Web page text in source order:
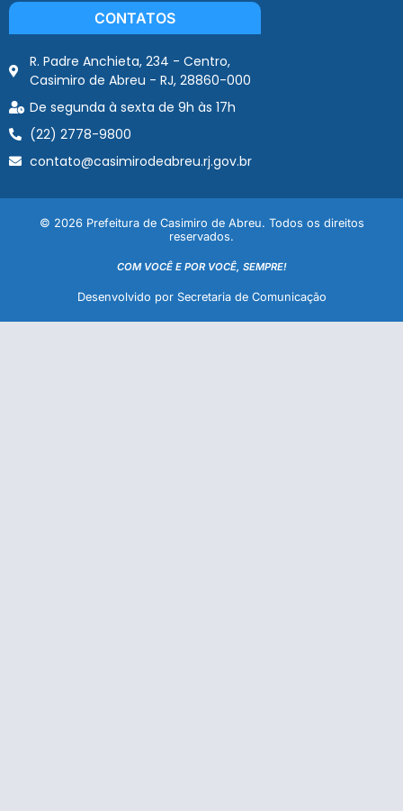
CONTATOS
R. Padre Anchieta, 234 - Centro,
Casimiro de Abreu - RJ, 28860-000
De segunda à sexta de 9h às 17h
(22) 2778-9800
contato@casimirodeabreu.rj.gov.br
© 2026 Prefeitura de Casimiro de Abreu. Todos os direitos
reservados.
COM VOCÊ E POR VOCÊ, SEMPRE!
Desenvolvido por Secretaria de Comunicação